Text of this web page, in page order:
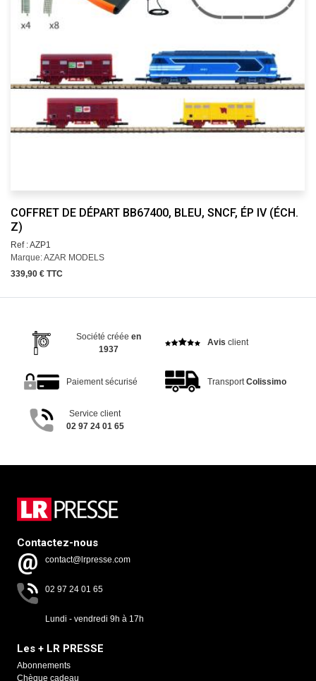
COFFRET DE DÉPART BB67400, BLEU, SNCF, ÉP IV (ÉCH.
Z)
Ref : AZP1
Marque: AZAR MODELS
339,90 € TTC
Société créée en
1937
Avis client
Paiement sécurisé Transport Colissimo
Service client
02 97 24 01 65
Contactez-nous
contact@lrpresse.com
02 97 24 01 65
Lundi - vendredi 9h à 17h
Les + LR PRESSE
Abonnements
Chèque cadeau